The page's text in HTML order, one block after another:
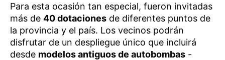
Para esta ocasión tan especial, fueron invitadas
más de 40 dotaciones de diferentes puntos de
la provincia y el país. Los vecinos podrán
disfrutar de un despliegue único que incluirá
desde modelos antiguos de autobombas -